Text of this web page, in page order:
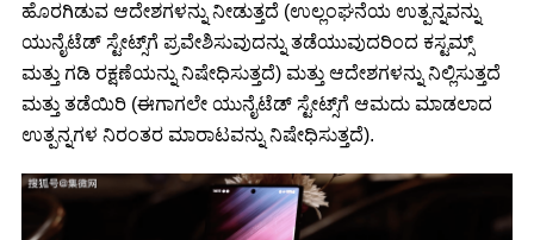
ಹೊರಗಿಡುವ ಆದೇಶಗಳನ್ನು ನೀಡುತ್ತದೆ (ಉಲ್ಲಂಘನೆಯ ಉತ್ಪನ್ನವನ್ನು
ಯುನೈಟೆಡ್ ಸ್ಟೇಟ್ಸ್‌ಗೆ ಪ್ರವೇಶಿಸುವುದನ್ನು ತಡೆಯುವುದರಿಂದ ಕಸ್ಟಮ್ಸ್
ಮತ್ತು ಗಡಿ ರಕ್ಷಣೆಯನ್ನು ನಿಷೇಧಿಸುತ್ತದೆ) ಮತ್ತು ಆದೇಶಗಳನ್ನು ನಿಲ್ಲಿಸುತ್ತದೆ
ಮತ್ತು ತಡೆಯಿರಿ (ಈಗಾಗಲೇ ಯುನೈಟೆಡ್ ಸ್ಟೇಟ್ಸ್‌ಗೆ ಆಮದು ಮಾಡಲಾದ
ಉತ್ಪನ್ನಗಳ ನಿರಂತರ ಮಾರಾಟವನ್ನು ನಿಷೇಧಿಸುತ್ತದೆ).